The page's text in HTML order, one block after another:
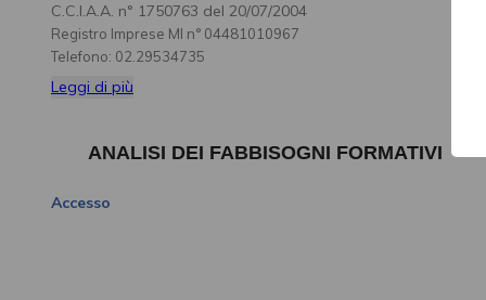
C.C.I.A.A. n° 1750763 del 20/07/2004
Registro Imprese MI n° 04481010967
Telefono: 02.29534735
Email:info@coformed.it
Leggi di più
ANALISI DEI FABBISOGNI FORMATIVI
Accesso